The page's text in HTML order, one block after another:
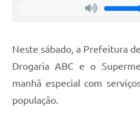
Neste sábado, a Prefeitura
Drogaria ABC e o
manhã especial com
população.